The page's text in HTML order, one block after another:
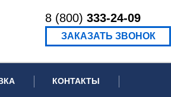
8 (800) 333-24-09
ЗАКАЗАТЬ ЗВОНОК
КОНТАКТЫ